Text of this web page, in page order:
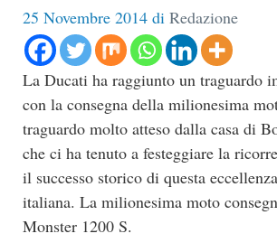
25 Novembre 2014 di Redazione
La Ducati ha raggiunto un traguardo
con la consegna della milionesima
traguardo molto atteso dalla casa di
che ci ha tenuto a festeggiare la
il successo storico di questa
italiana. La milionesima moto
Monster 1200 S.